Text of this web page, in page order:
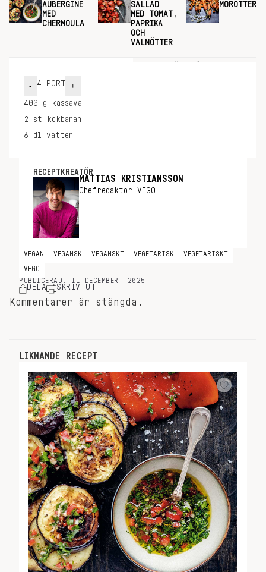
AUBERGINE
MED
CHERMOULA
SALLAD
MED TOMAT,
PAPRIKA
OCH
VALNÖTTER
MORÖTTER
- 4 PORT +
400 g
kassava
2 st
kokbanan
6 dl vatten
RECEPTKREATÖR
MATTIAS KRISTIANSSON
Chefredaktör VEGO
VEGAN VEGANSK VEGANSKT VEGETARISK VEGETARISKT
VEGO
PUBLICERAD: 11 DECEMBER, 2025
DELA SKRIV UT
Kommentarer är stängda.
LIKNANDE RECEPT